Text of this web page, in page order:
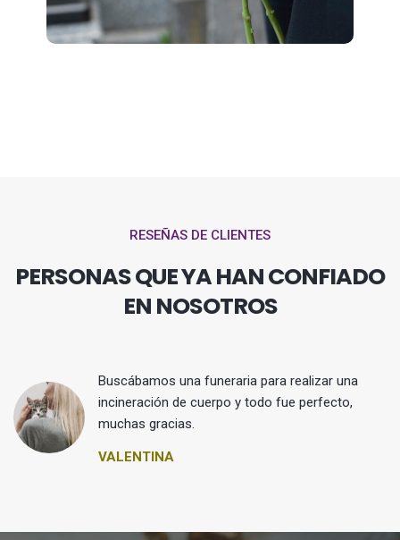
RESEÑAS DE CLIENTES
PERSONAS QUE YA HAN CONFIADO
EN NOSOTROS
Buscábamos una funeraria para realizar una
incineración de cuerpo y todo fue perfecto,
muchas gracias.
VALENTINA